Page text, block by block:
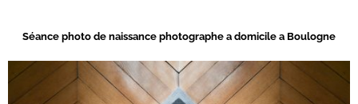
Séance photo de naissance photographe a domicile a Boulogne